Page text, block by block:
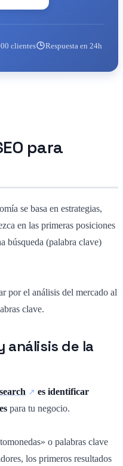
clientes Respuesta en 24h
para
se basa en estrategias,
en las primeras posiciones
búsqueda (palabra clave)
por el análisis del mercado al
clave.
análisis de la
es identificar
para tu negocio.
o palabras clave
los primeros resultados